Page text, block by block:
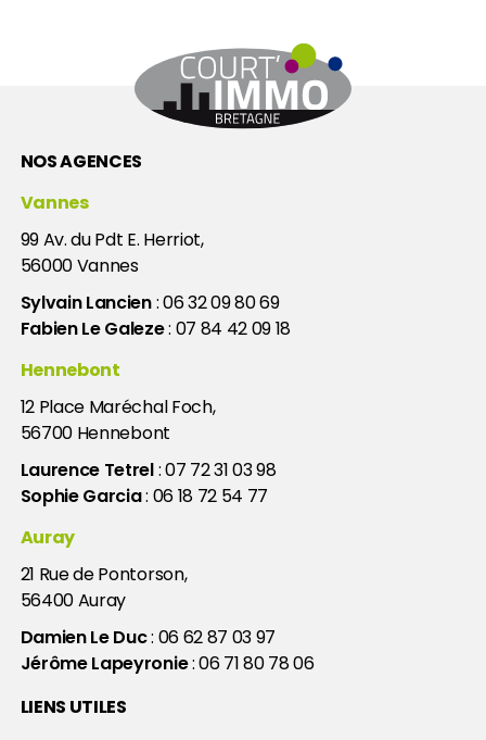
NOS AGENCES
Vannes
99 Av. du Pdt E. Herriot,
56000Vannes
Sylvain Lancien:06 32 09 80 69
Fabien Le Galeze: 07 84 42 09 18
Hennebont
12 Place Maréchal Foch,
56700 Hennebont
Laurence Tetrel:07 72 31 03 98
Sophie Garcia: 06 18 72 54 77
Auray
21 Rue de Pontorson,
56400Auray
Damien Le Duc: 06 62 87 03 97
Jérôme Lapeyronie:06 71 80 78 06
LIENS UTILES